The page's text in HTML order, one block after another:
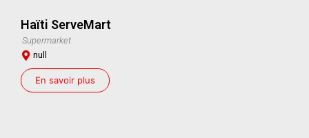
Haïti ServeMart
Supermarket
null
En savoir plus